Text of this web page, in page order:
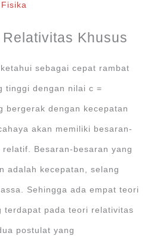
Khusus
sebagai cepat rambat
tinggi dengan nilai c =
bergerak dengan kecepatan
akan memiliki besaran-
Besaran-besaran yang
adalah kecepatan, selang
Sehingga ada empat teori
terdapat pada teori relativitas
postulat yang